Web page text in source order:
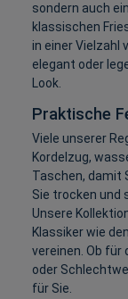
sondern auch
klassischen
in einer Vielzahl
elegant oder
Look.
Praktische
Viele unserer
Kordelzug,
Taschen, damit
Sie trocken und
Unsere
Klassiker wie
vereinen. Ob
oder
für Sie.